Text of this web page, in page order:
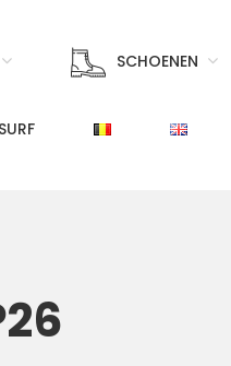
SCHOENEN
SURF